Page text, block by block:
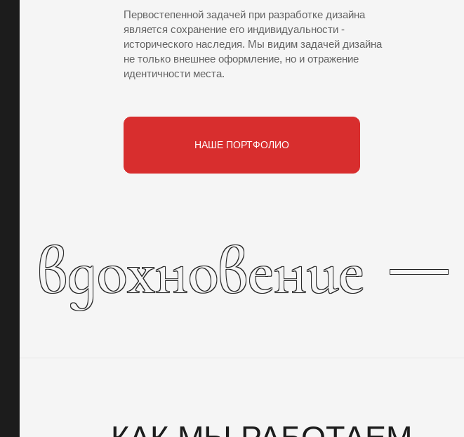
Первостепенной задачей при разработке дизайна
является сохранение его индивидуальности -
исторического наследия. Мы видим задачей дизайна
не только внешнее оформление, но и отражение
идентичности места.
НАШЕ ПОРТФОЛИО
вдохновение